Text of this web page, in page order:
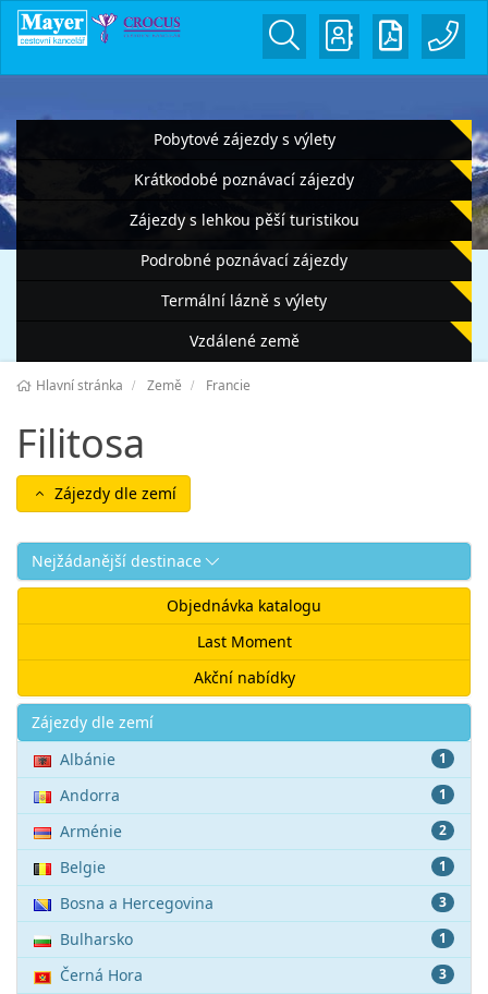
Pobytové zájezdy s výlety
Krátkodobé poznávací zájezdy
Zájezdy s lehkou pěší turistikou
Podrobné poznávací zájezdy
Termální lázně s výlety
Vzdálené země
Hlavní stránka Země Francie
Filitosa
Zájezdy dle zemí
Nejžádanější destinace
Objednávka katalogu
Last Moment
Akční nabídky
Akce
Zájezdy dle zemí
1
Albánie
1
Andorra
2
Arménie
1
Belgie
3
Bosna a Hercegovina
1
Bulharsko
3
Černá Hora